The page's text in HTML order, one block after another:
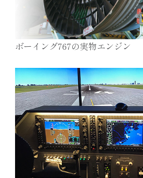
ボーイング767の実物エンジン